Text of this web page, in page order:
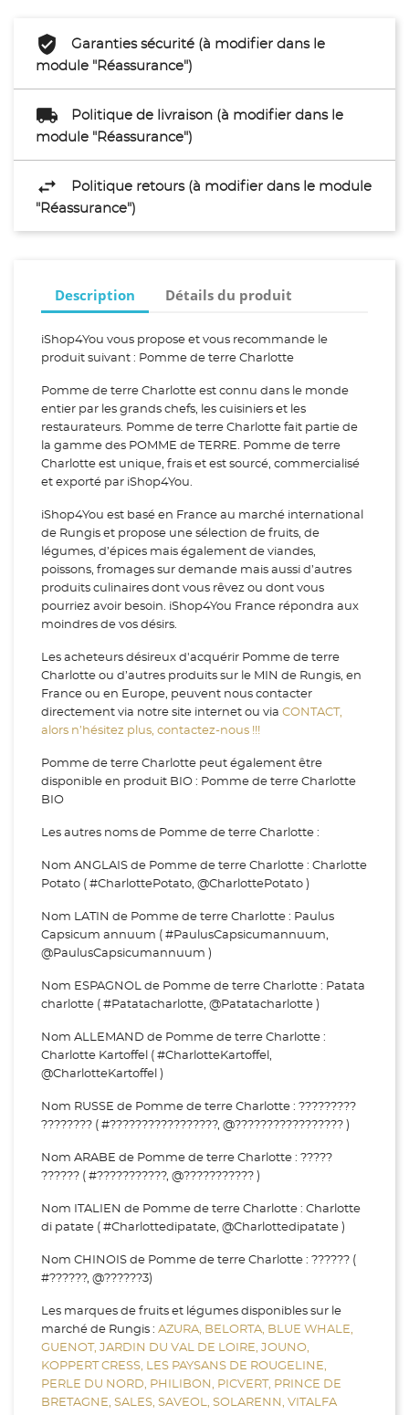
Garanties sécurité (à modifier dans le
module "Réassurance")
Politique de livraison (à modifier dans le
module "Réassurance")
Politique retours (à modifier dans le module
"Réassurance")
Description Détails du produit
iShop4You vous propose et vous recommande le
produit suivant : Pomme de terre Charlotte
Pomme de terre Charlotte est connu dans le monde
entier par les grands chefs, les cuisiniers et les
restaurateurs. Pomme de terre Charlotte fait partie de
la gamme des POMME de TERRE. Pomme de terre
Charlotte est unique, frais et est sourcé, commercialisé
et exporté par iShop4You.
iShop4You est basé en France au marché international
de Rungis et propose une sélection de fruits, de
légumes, d’épices mais également de viandes,
poissons, fromages sur demande mais aussi d’autres
produits culinaires dont vous rêvez ou dont vous
pourriez avoir besoin. iShop4You France répondra aux
moindres de vos désirs.
Les acheteurs désireux d'acquérir Pomme de terre
Charlotte ou d’autres produits sur le MIN de Rungis, en
France ou en Europe, peuvent nous contacter
directement via notre site internet ou via CONTACT,
alors n’hésitez plus, contactez-nous !!!
Pomme de terre Charlotte peut également être
disponible en produit BIO : Pomme de terre Charlotte
BIO
Les autres noms de Pomme de terre Charlotte :
Nom ANGLAIS de Pomme de terre Charlotte : Charlotte
Potato ( #CharlottePotato, @CharlottePotato )
Nom LATIN de Pomme de terre Charlotte : Paulus
Capsicum annuum ( #PaulusCapsicumannuum,
@PaulusCapsicumannuum )
Nom ESPAGNOL de Pomme de terre Charlotte : Patata
charlotte ( #Patatacharlotte, @Patatacharlotte )
Nom ALLEMAND de Pomme de terre Charlotte :
Charlotte Kartoffel ( #CharlotteKartoffel,
@CharlotteKartoffel )
Nom RUSSE de Pomme de terre Charlotte : ?????????
???????? ( #?????????????????, @????????????????? )
Nom ARABE de Pomme de terre Charlotte : ?????
?????? ( #???????????, @??????????? )
Nom ITALIEN de Pomme de terre Charlotte : Charlotte
di patate ( #Charlottedipatate, @Charlottedipatate )
Nom CHINOIS de Pomme de terre Charlotte : ?????? (
#??????, @??????3)
Les marques de fruits et légumes disponibles sur le
marché de Rungis : AZURA, BELORTA, BLUE WHALE,
GUENOT, JARDIN DU VAL DE LOIRE, JOUNO,
KOPPERT CRESS, LES PAYSANS DE ROUGELINE,
PERLE DU NORD, PHILIBON, PICVERT, PRINCE DE
BRETAGNE, SALES, SAVEOL, SOLARENN, VITALFA